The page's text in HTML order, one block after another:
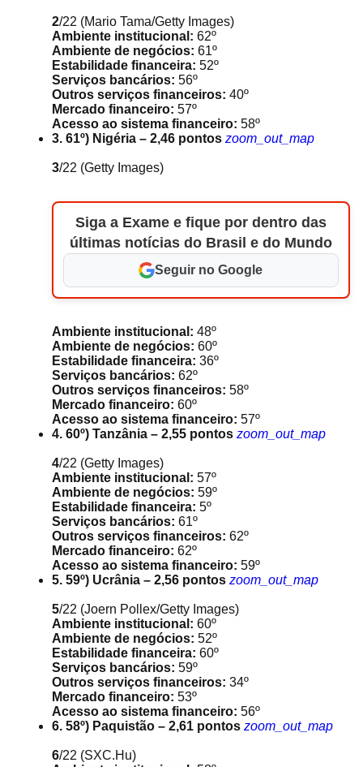
2/22 (Mario Tama/Getty Images)
Ambiente institucional: 62º
Ambiente de negócios: 61º
Estabilidade financeira: 52º
Serviços bancários: 56º
Outros serviços financeiros: 40º
Mercado financeiro: 57º
Acesso ao sistema financeiro: 58º
3. 61º) Nigéria – 2,46 pontos zoom_out_map
3/22 (Getty Images)
Siga a Exame e fique por dentro das
últimas notícias do Brasil e do Mundo
Seguir no Google
Ambiente institucional: 48º
Ambiente de negócios: 60º
Estabilidade financeira: 36º
Serviços bancários: 62º
Outros serviços financeiros: 58º
Mercado financeiro: 60º
Acesso ao sistema financeiro: 57º
4. 60º) Tanzânia – 2,55 pontos zoom_out_map
4/22 (Getty Images)
Ambiente institucional: 57º
Ambiente de negócios: 59º
Estabilidade financeira: 5º
Serviços bancários: 61º
Outros serviços financeiros: 62º
Mercado financeiro: 62º
Acesso ao sistema financeiro: 59º
5. 59º) Ucrânia – 2,56 pontos zoom_out_map
5/22 (Joern Pollex/Getty Images)
Ambiente institucional: 60º
Ambiente de negócios: 52º
Estabilidade financeira: 60º
Serviços bancários: 59º
Outros serviços financeiros: 34º
Mercado financeiro: 53º
Acesso ao sistema financeiro: 56º
6. 58º) Paquistão – 2,61 pontos zoom_out_map
6/22 (SXC.Hu)